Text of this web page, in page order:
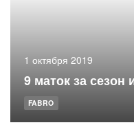
1 октября 2019
9 маток за
FABRO